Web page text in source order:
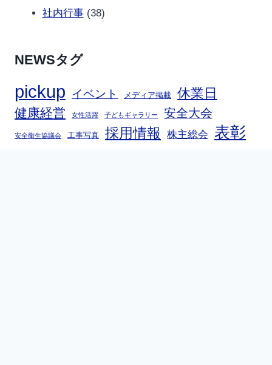
社内行事(38)
NEWSタグ
pickup イベント メディア掲載 休業日
健康経営 女性活躍 子どもギャラリー 安全大会
安全衛生協議会 工事写真 採用情報 株主総会 表彰